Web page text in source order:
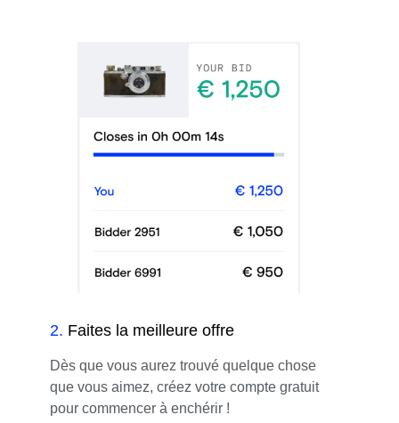
2. Faites la meilleure offre
Dès que vous aurez trouvé quelque chose
que vous aimez, créez votre compte gratuit
pour commencer à enchérir !